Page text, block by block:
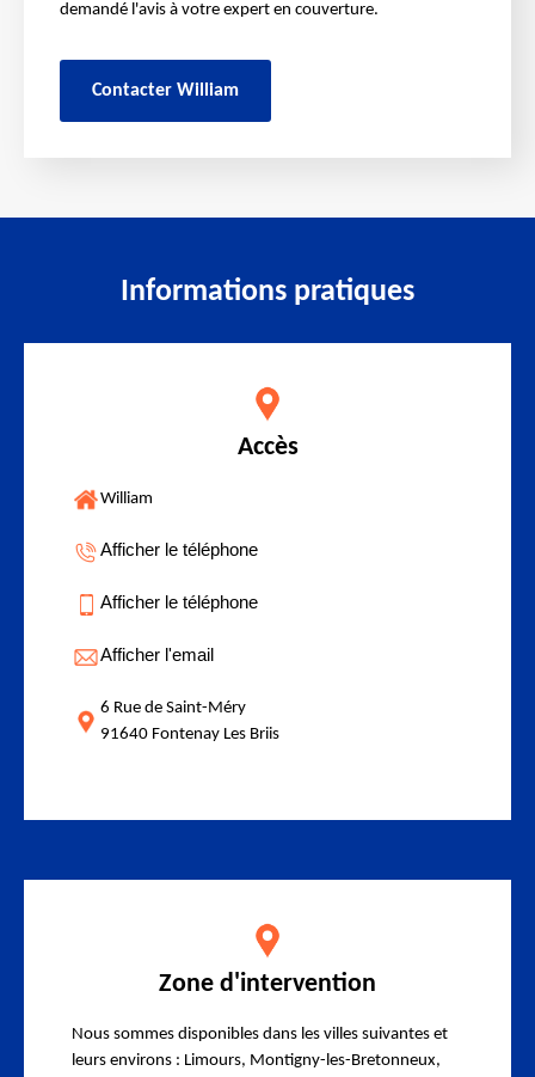
demandé l'avis à votre expert en couverture.
Contacter William
Informations pratiques
Accès
William
Afficher le téléphone
Afficher le téléphone
Afficher l'email
6 Rue de Saint-Méry
91640 Fontenay Les Briis
Zone d'intervention
Nous sommes disponibles dans les villes suivantes et
leurs environs : Limours, Montigny-les-Bretonneux,